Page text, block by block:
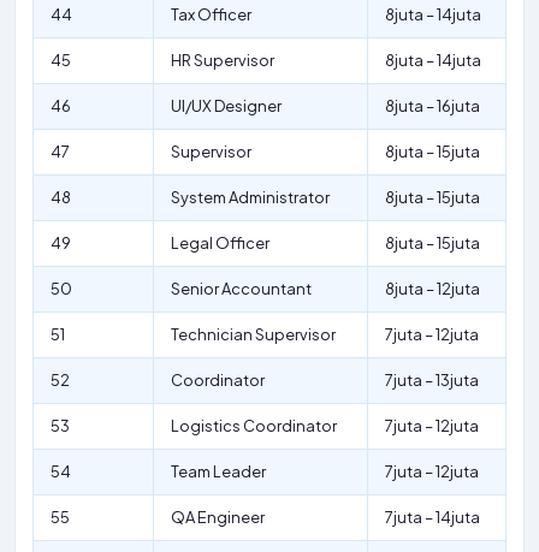
44 Tax Officer 8juta – 14juta
45 HR Supervisor 8juta – 14juta
46 UI/UX Designer 8juta – 16juta
47 Supervisor 8juta – 15juta
48 System Administrator 8juta – 15juta
49 Legal Officer 8juta – 15juta
50 Senior Accountant 8juta – 12juta
51 Technician Supervisor 7juta – 12juta
52 Coordinator 7juta – 13juta
53 Logistics Coordinator 7juta – 12juta
54 Team Leader 7juta – 12juta
55 QA Engineer 7juta – 14juta